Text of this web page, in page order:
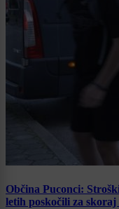
Občina Puconci:
letih poskočili za skoraj